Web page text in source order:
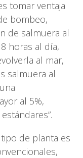
tomar ventaja
bombeo,
de salmuera al
horas al día,
al mar,
salmuera al
al 5%,
de planta es